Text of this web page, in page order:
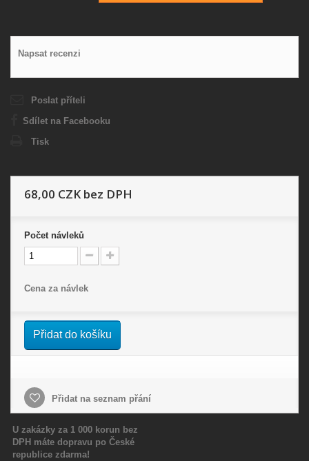
Napsat recenzi
Poslat příteli
Sdílet na Facebooku
Tisk
68,00 CZK bez DPH
Počet návleků
Cena za návlek
Přidat do košíku
Přidat na seznam přání
U zakázky za 1 000 korun bez
DPH máte dopravu po České
republice zdarma!